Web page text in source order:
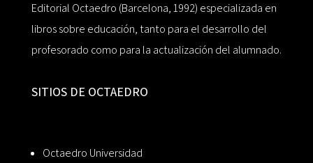
Editorial Octaedro (Barcelona, 1992) especializada en
libros sobre educación, tanto para el desarrollo del
profesorado como para la actualización del alumnado.
SITIOS DE OCTAEDRO
Octaedro Universidad